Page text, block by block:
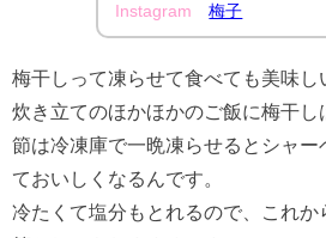
Instagram
梅子
梅干しって凍らせて食べても美味し
炊き立てのほかほかのご飯に梅干
節は冷凍庫で一晩凍らせるとシャー
ておいしくなるんです。
冷たくて塩分もとれるので、これ